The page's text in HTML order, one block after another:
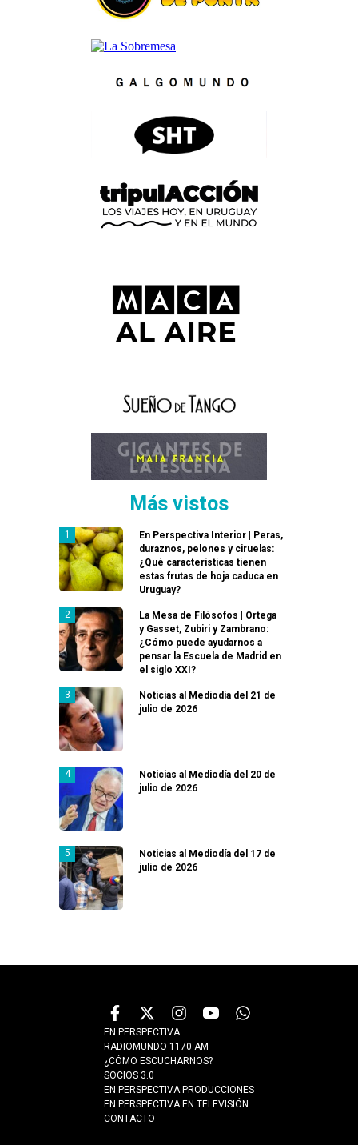
Más vistos
En Perspectiva Interior | Peras,
duraznos, pelones y ciruelas:
¿Qué características tienen
estas frutas de hoja caduca en
Uruguay?
La Mesa de Filósofos | Ortega
y Gasset, Zubiri y Zambrano:
¿Cómo puede ayudarnos a
pensar la Escuela de Madrid en
el siglo XXI?
Noticias al Mediodía del 21 de
julio de 2026
Noticias al Mediodía del 20 de
julio de 2026
Noticias al Mediodía del 17 de
julio de 2026
EN PERSPECTIVA
RADIOMUNDO 1170 AM
¿CÓMO ESCUCHARNOS?
SOCIOS 3.0
EN PERSPECTIVA PRODUCCIONES
EN PERSPECTIVA EN TELEVISIÓN
CONTACTO